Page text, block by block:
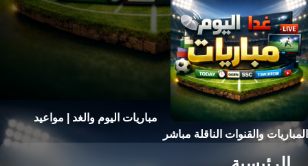
مباريات اليوم والغد | مواعيد
المباريات والقنوات الناقلة مباشر